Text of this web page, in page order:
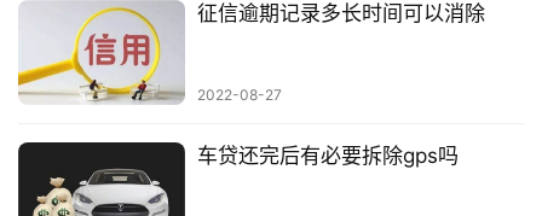
征信逾期记录多长时间可以消除
2022-08-27
车贷还完后有必要拆除gps吗